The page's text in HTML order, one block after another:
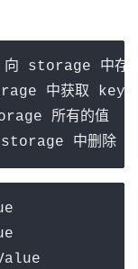
中存储
中获取 key
所有的值
中删除